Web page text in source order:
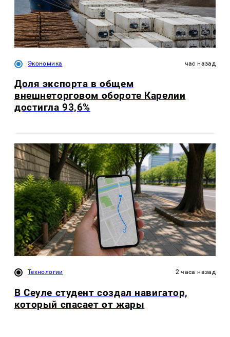
Экономика час назад
Доля экспорта в общем
внешнеторговом обороте Карелии
достигла 93,6%
Технологии 2 часа назад
В Сеуле студент создал навигатор,
который спасает от жары